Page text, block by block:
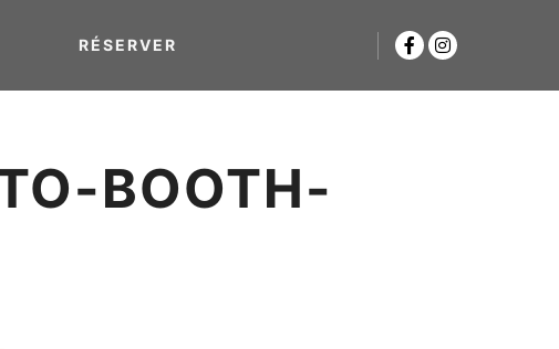
RÉSERVER
BOOTH-